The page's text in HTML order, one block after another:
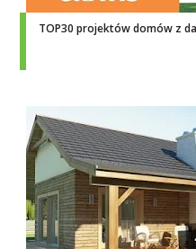
TOP30 projektów domów z